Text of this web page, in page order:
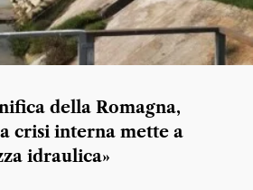
della Romagna,
crisi interna mette a
idraulica»